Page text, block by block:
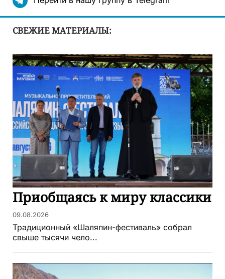
СВЕЖИЕ МАТЕРИАЛЫ:
Приобщаясь к миру классики
09.08.2026
Традиционный «Шаляпин-фестиваль» собрал
свыше тысячи чело...